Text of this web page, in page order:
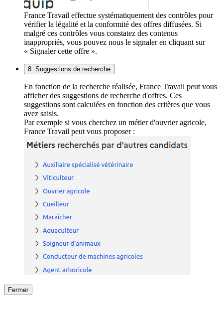
France Travail effectue systématiquement des contrôles pour
vérifier la légalité et la conformité des offres diffusées. Si
malgré ces contrôles vous constatez des contenus
inappropriés, vous pouvez nous le signaler en cliquant sur
« Signaler cette offre ».
8. Suggestions de recherche
En fonction de la recherche réalisée, France Travail peut vous
afficher des suggestions de recherche d'offres. Ces
suggestions sont calculées en fonction des critères que vous
avez saisis.
Par exemple si vous cherchez un métier d'ouvrier agricole,
France Travail peut vous proposer :
Fermer